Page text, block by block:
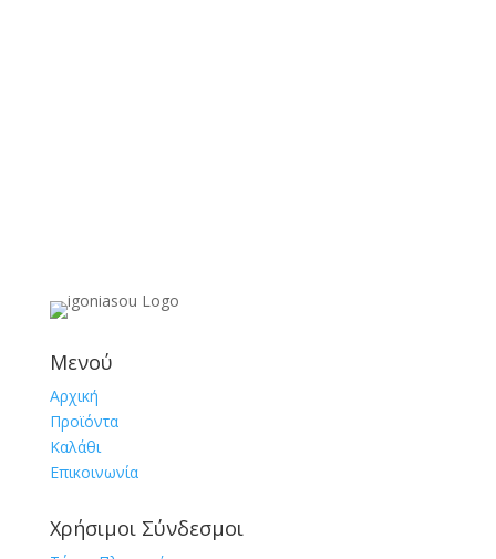
Μενού
Αρχική
Προϊόντα
Καλάθι
Επικοινωνία
Χρήσιμοι Σύνδεσμοι